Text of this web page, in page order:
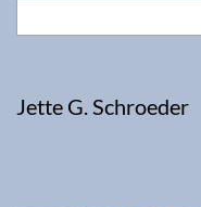
Jette G. Schroeder